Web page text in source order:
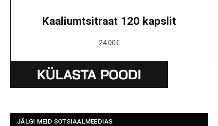
Kaaliumtsitraat 120 kapslit
24.00€
JÄLGI MEID SOTSIAALMEEDIAS